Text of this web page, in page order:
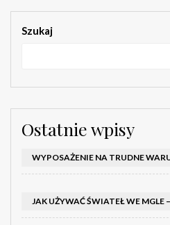
Szukaj
Ostatnie wpisy